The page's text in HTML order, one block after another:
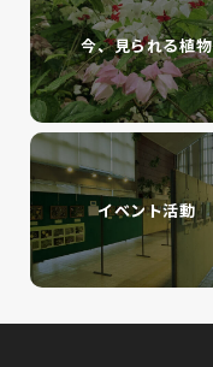
今、見られる植物
イベント活動